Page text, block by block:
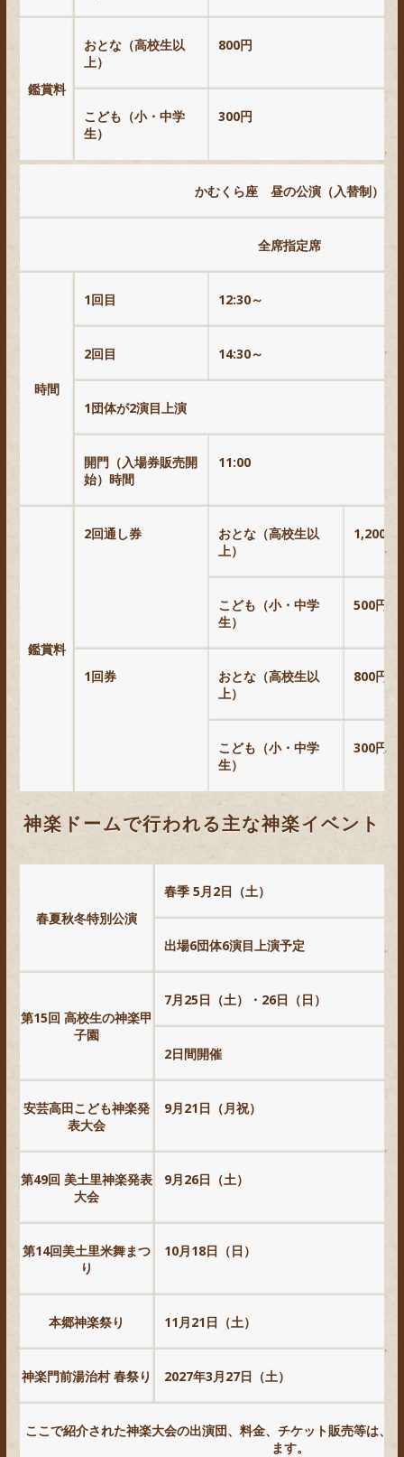
鑑賞料
おとな（高校生以
上）
800円
こども（小・中学
生）
300円
かむくら座 昼の公演（入替制）
全席指定席
時間
1回目 12:30～
2回目 14:30～
1団体が2演目上演
開門（入場券販売開
始）時間
11:00
鑑賞料
2回通し券
おとな（高校生以
上）
1,200円
こども（小・中学
生）
500円
1回券
おとな（高校生以
上）
800円
こども（小・中学
生）
300円
神楽ドームで行われる主な神楽イベント
春夏秋冬特別公演
春季 5月2日（土）
出場6団体6演目上演予定
第15回 高校生の神楽甲
子園
7月25日（土）・26日（日）
2日間開催
安芸高田こども神楽発
表大会
9月21日（月祝）
第49回 美土里神楽発表
大会
9月26日（土）
第14回美土里米舞まつ
り
10月18日（日）
本郷神楽祭り 11月21日（土）
神楽門前湯治村 春祭り 2027年3月27日（土）
ここで紹介された神楽大会の出演団、料金、チケット販売等は、
ます。